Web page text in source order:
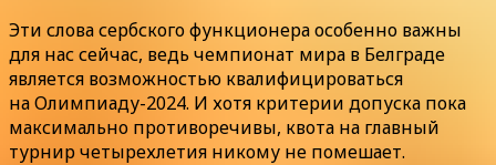
Эти слова сербского функционера особенно важны
для нас сейчас, ведь чемпионат мира в Белграде
является возможностью квалифицироваться
на Олимпиаду-2024. И хотя критерии допуска пока
максимально противоречивы, квота на главный
турнир четырехлетия никому не помешает.